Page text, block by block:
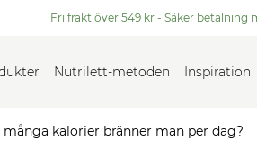
Fri frakt över 549 kr - Säker betalning
Nutrilett-metoden Inspiration
kalorier bränner man per dag?